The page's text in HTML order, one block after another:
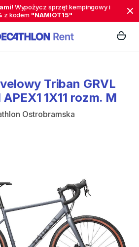
Wypożycz sprzęt kempingowy i
z kodem "NAMIOT15"
Triban GRVL
APEX1 1X11 rozm. M
Ostrobramska